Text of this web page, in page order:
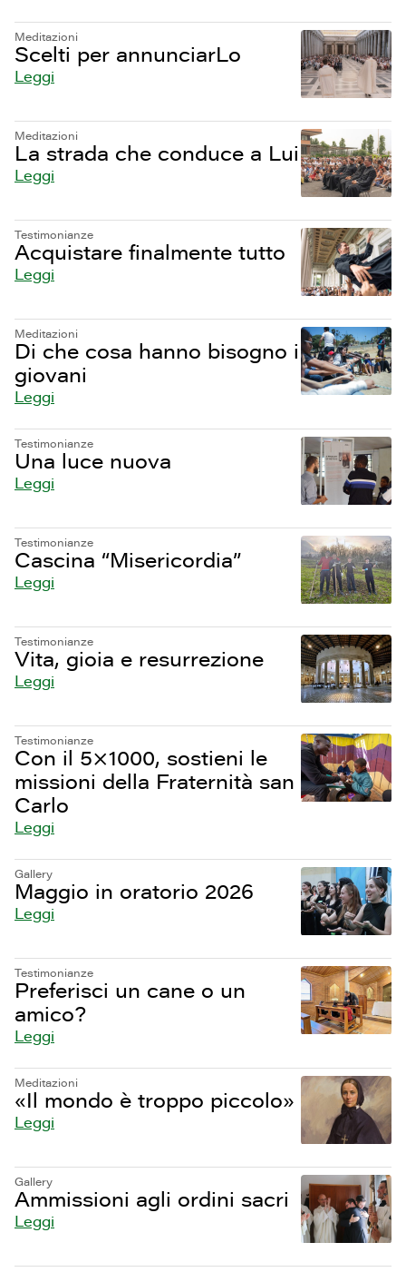
Meditazioni
Scelti per annunciarLo
Leggi
Meditazioni
La strada che conduce a Lui
Leggi
Testimonianze
Acquistare finalmente tutto
Leggi
Meditazioni
Di che cosa hanno bisogno i
giovani
Leggi
Testimonianze
Una luce nuova
Leggi
Testimonianze
Cascina “Misericordia”
Leggi
Testimonianze
Vita, gioia e resurrezione
Leggi
Testimonianze
Con il 5×1000, sostieni le
missioni della Fraternità san
Carlo
Leggi
Gallery
Maggio in oratorio 2026
Leggi
Testimonianze
Preferisci un cane o un
amico?
Leggi
Meditazioni
«Il mondo è troppo piccolo»
Leggi
Gallery
Ammissioni agli ordini sacri
Leggi